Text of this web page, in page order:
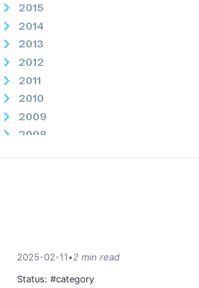
2015
2014
2013
2012
2011
2010
2009
2008
2025-02-11•2 min read
Status: #category